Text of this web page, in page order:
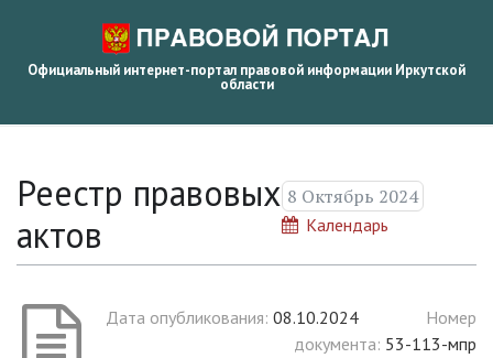
Официальный интернет-портал правовой информации Иркутской
области
Реестр правовых
актов
8 Октябрь 2024
Календарь
Дата опубликования: 08.10.2024
Номер
документа: 53-113-мпр